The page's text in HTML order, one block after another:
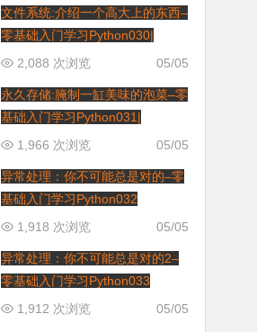
文件系统:介绍一个高大上的东西–
零基础入门学习Python030|
05/05
2,088 次浏览
永久存储:腌制一缸美味的泡菜–零
基础入门学习Python031|
05/05
1,966 次浏览
异常处理：你不可能总是对的–零
基础入门学习Python032
05/05
1,918 次浏览
异常处理：你不可能总是对的2–
零基础入门学习Python033
05/05
1,912 次浏览